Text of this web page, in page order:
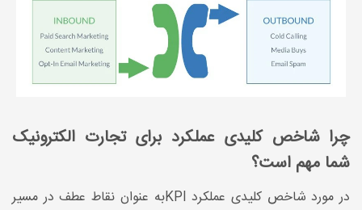
چرا شاخص کلیدی عملکرد برای تجارت الکترونیک
شما مهم است؟
در مورد شاخص کلیدی عملکرد KPIبه عنوان نقاط عطف در مسیر